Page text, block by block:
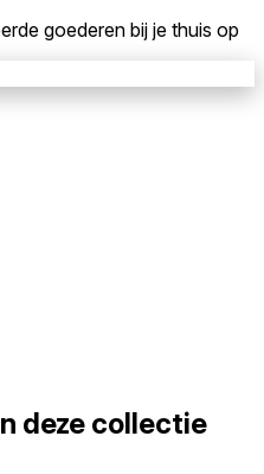
goederen bij je thuis op
deze collectie